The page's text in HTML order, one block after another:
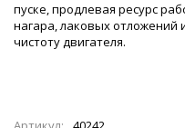
пуске, продлевая ресурс
нагара, лаковых отложений
чистоту двигателя.